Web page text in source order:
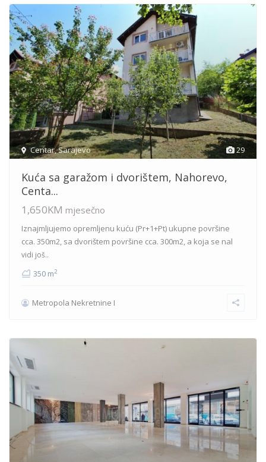
29
Centar,Sarajevo
Kuća sa garažom i dvorištem, Nahorevo,
Centa...
1,650KM mjesečno
Iznajmljujemo opremljenu kuću (Pr+1+Pt) ukupne površine
cca. 350m2, sa dvorištem površine cca. 300m2, a koja se nal
vidi još..
350 m2
Metropola Nekretnine I